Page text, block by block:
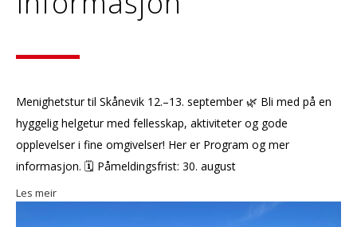
Menighetstur til Skånevik 12.–13. september 🌿 Bli med på en
hyggelig helgetur med fellesskap, aktiviteter og gode
opplevelser i fine omgivelser! Her er Program og mer
informasjon. 🗓 Påmeldingsfrist: 30. august
Les meir